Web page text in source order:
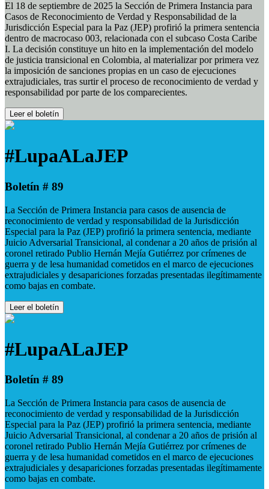
El 18 de septiembre de 2025 la Sección de Primera Instancia para
Casos de Reconocimiento de Verdad y Responsabilidad de la
Jurisdicción Especial para la Paz (JEP) profirió la primera sentencia
dentro de macrocaso 003, relacionada con el subcaso Costa Caribe
I. La decisión constituye un hito en la implementación del modelo
de justicia transicional en Colombia, al materializar por primera vez
la imposición de sanciones propias en un caso de ejecuciones
extrajudiciales, tras surtir el proceso de reconocimiento de verdad y
responsabilidad por parte de los comparecientes.
Leer el boletín
#LupaALaJEP
Boletín # 89
La Sección de Primera Instancia para casos de ausencia de
reconocimiento de verdad y responsabilidad de la Jurisdicción
Especial para la Paz (JEP) profirió la primera sentencia, mediante
Juicio Adversarial Transicional, al condenar a 20 años de prisión al
coronel retirado Publio Hernán Mejía Gutiérrez por crímenes de
guerra y de lesa humanidad cometidos en el marco de ejecuciones
extrajudiciales y desapariciones forzadas presentadas ilegítimamente
como bajas en combate.
Leer el boletín
#LupaALaJEP
Boletín # 89
La Sección de Primera Instancia para casos de ausencia de
reconocimiento de verdad y responsabilidad de la Jurisdicción
Especial para la Paz (JEP) profirió la primera sentencia, mediante
Juicio Adversarial Transicional, al condenar a 20 años de prisión al
coronel retirado Publio Hernán Mejía Gutiérrez por crímenes de
guerra y de lesa humanidad cometidos en el marco de ejecuciones
extrajudiciales y desapariciones forzadas presentadas ilegítimamente
como bajas en combate.